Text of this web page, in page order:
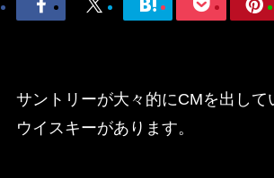
サントリーが大々的にCMを出して
ウイスキーがあります。